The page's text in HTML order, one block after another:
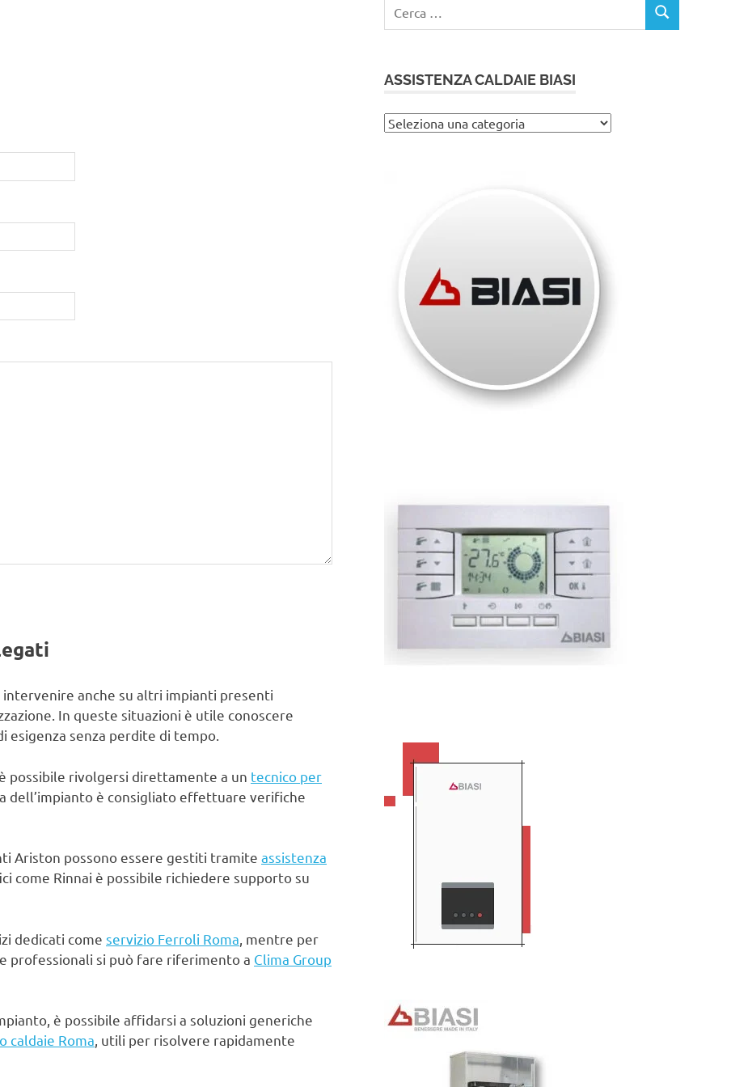
anche su altri impianti presenti
In queste situazioni è utile conoscere
esigenza senza perdite di tempo.
possibile rivolgersi direttamente a un tecnico per
dell’impianto è consigliato effettuare verifiche
Ariston possono essere gestiti tramite assistenza
come Rinnai è possibile richiedere supporto su
dedicati come servizio Ferroli Roma , mentre per
professionali si può fare riferimento a Clima Group
è possibile affidarsi a soluzioni generiche
caldaie Roma , utili per risolvere rapidamente
per:
CERCA
ASSISTENZA CALDAIE BIASI
Assistenza